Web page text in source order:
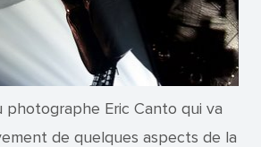
photographe Eric Canto qui va
de quelques aspects de la